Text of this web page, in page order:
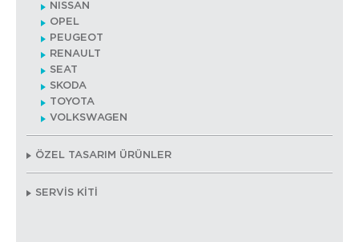
NISSAN
OPEL
PEUGEOT
RENAULT
SEAT
SKODA
TOYOTA
VOLKSWAGEN
ÖZEL TASARIM ÜRÜNLER
SERVİS KİTİ